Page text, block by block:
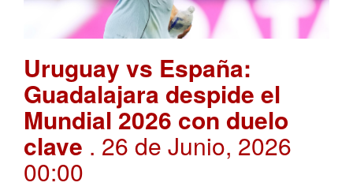
Uruguay vs España:
Guadalajara despide el
Mundial 2026 con duelo
clave . 26 de Junio, 2026
00:00